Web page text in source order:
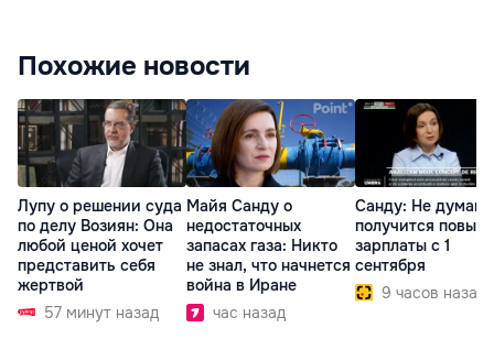
Похожие новости
Лупу о решении суда
по делу Возиян: Она
любой ценой хочет
представить себя
жертвой
57 минут назад
Майя Санду о
недостаточных
запасах газа: Никто
не знал, что начнется
война в Иране
час назад
Санду: Не думаю,
получится
зарплаты с 1
сентября
9 часов назад